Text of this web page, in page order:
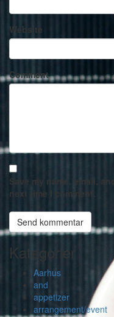
Website
Comment
Save my name, email,
next time I comment.
Kategorier
Aarhus
and
appetizer
arrangement/event